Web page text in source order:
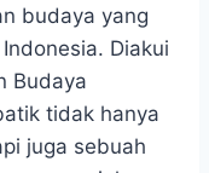
budaya yang
Diakui
Budaya
tidak hanya
juga sebuah